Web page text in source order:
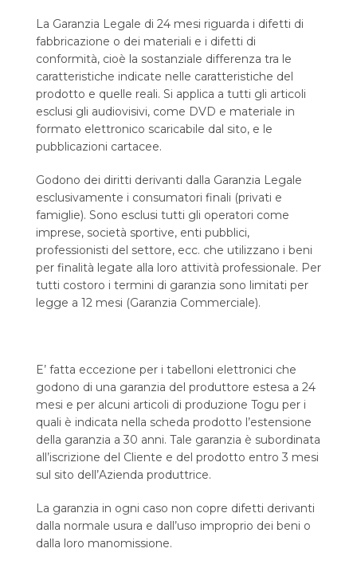
La Garanzia Legale di 24 mesi riguarda i difetti di
fabbricazione o dei materiali e i difetti di
conformità, cioè la sostanziale differenza tra le
caratteristiche indicate nelle caratteristiche del
prodotto e quelle reali. Si applica a tutti gli articoli
esclusi gli audiovisivi, come DVD e materiale in
formato elettronico scaricabile dal sito, e le
pubblicazioni cartacee.
Godono dei diritti derivanti dalla Garanzia Legale
esclusivamente i consumatori finali (privati e
famiglie). Sono esclusi tutti gli operatori come
imprese, società sportive, enti pubblici,
professionisti del settore, ecc. che utilizzano i beni
per finalità legate alla loro attività professionale. Per
tutti costoro i termini di garanzia sono limitati per
legge a 12 mesi (Garanzia Commerciale).
E’ fatta eccezione per i tabelloni elettronici che
godono di una garanzia del produttore estesa a 24
mesi e per alcuni articoli di produzione Togu per i
quali è indicata nella scheda prodotto l’estensione
della garanzia a 30 anni. Tale garanzia è subordinata
all’iscrizione del Cliente e del prodotto entro 3 mesi
sul sito dell’Azienda produttrice.
La garanzia in ogni caso non copre difetti derivanti
dalla normale usura e dall’uso improprio dei beni o
dalla loro manomissione.